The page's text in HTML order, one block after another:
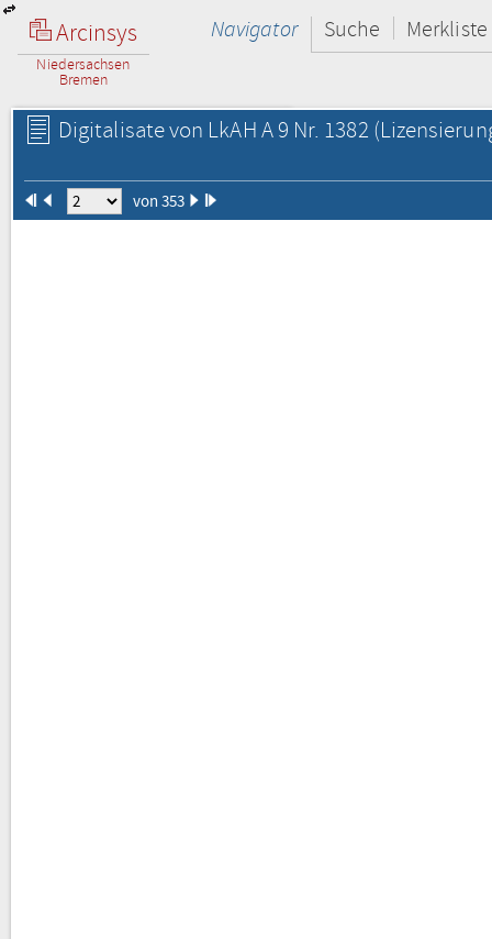
Arcinsys
Niedersachsen
Bremen
Navigator Suche Merkliste
Digitalisate von LkAH A 9 Nr. 1382
von 353